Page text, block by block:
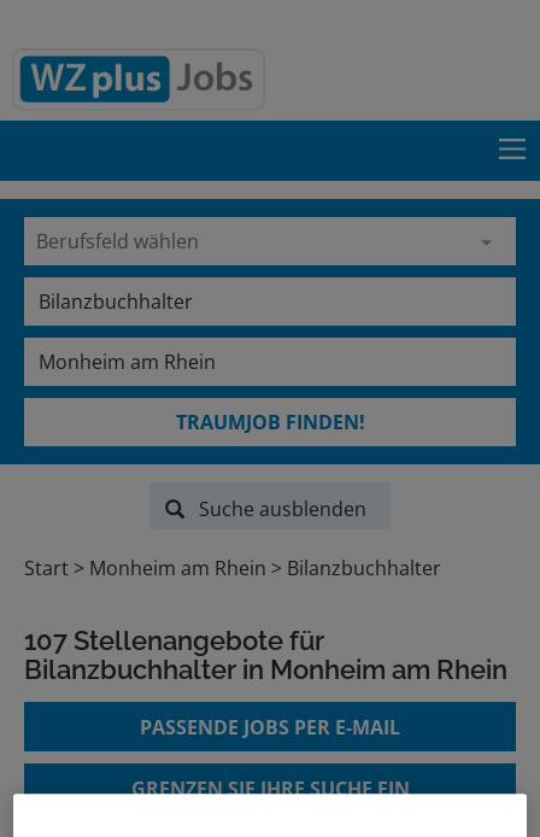
TRAUMJOB FINDEN!
Suche ausblenden
Start Monheim am Rhein Bilanzbuchhalter
107 Stellenangebote für
Bilanzbuchhalter in Monheim am Rhein
PASSENDE JOBS PER E-MAIL
GRENZEN SIE IHRE SUCHE EIN